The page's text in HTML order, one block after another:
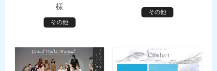
様
その他
その他